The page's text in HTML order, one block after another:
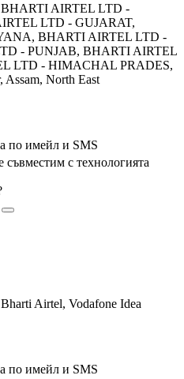
BHARTI AIRTEL LTD -
LTD - GUJARAT,
BHARTI AIRTEL LTD -
- PUNJAB, BHARTI AIRTEL
LTD - HIMACHAL PRADES,
Assam, North East
по имейл и SMS
с технологията
Bharti Airtel, Vodafone Idea
по имейл и SMS